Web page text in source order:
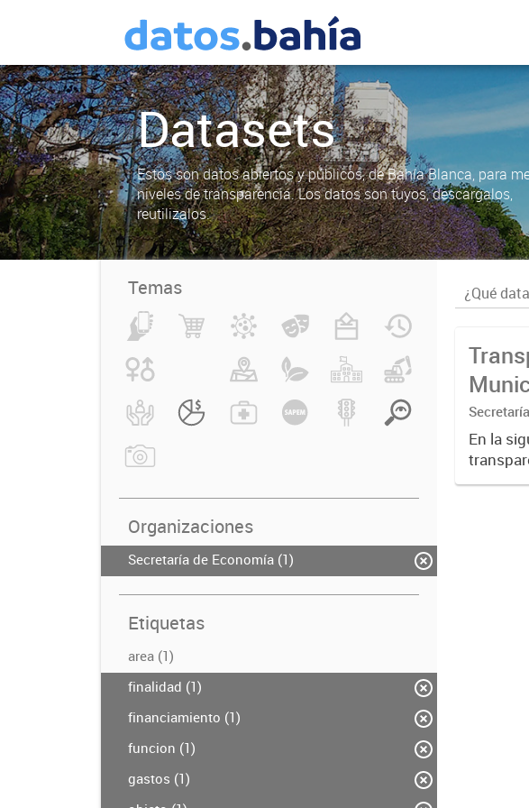
Datasets
Estos son datos abiertos y públicos, de Bahía Blanca, para
niveles de transparencia. Los datos son tuyos, descargalos,
reutilizalos.
Temas
Organizaciones
Secretaría de Economía (1)
Etiquetas
area (1)
finalidad (1)
financiamiento (1)
funcion (1)
gastos (1)
En la